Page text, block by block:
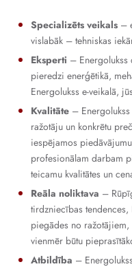
Specializēts veikals –
vislabāk – tehniskas
Eksperti –
pieredzi enerģētikā,
Energolukss e-veikalā,
Kvalitāte –
ražotāju un konkrētu
iespējamos
profesionālam darbam
teicamu kvalitātes un
Reāla noliktava –
tirdzniecības
piegādes no
vienmēr būtu
Atbildība –